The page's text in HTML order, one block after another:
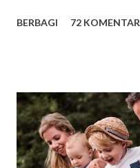
http://
Usia Dini” Ketentuan
Cerita rakyat fokus pada
Moral dan Bahasa.
Guru PAUD, Pengelola
BERBAGI 72 KOMENTAR